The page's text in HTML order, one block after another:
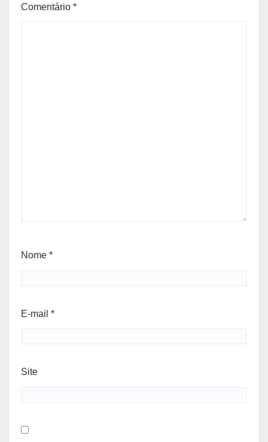
Comentário *
Nome *
E-mail *
Site